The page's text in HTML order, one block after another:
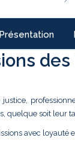
Présentation
justice,
quelque soit leur
avec